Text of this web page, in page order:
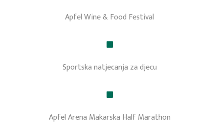
Apfel Wine & Food Festival
Sportska natjecanja za djecu
Apfel Arena Makarska Half Marathon